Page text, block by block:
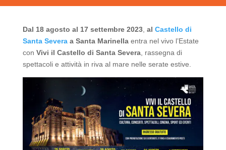
Dal 18 agosto al 17 settembre 2023, al Castello di
Santa Severaa Santa Marinellaentra nel vivo l’Estate
con Vivi il Castello di Santa Severa, rassegna di
spettacoli e attività in riva al mare nelle serate estive.